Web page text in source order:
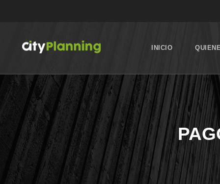
INICIO